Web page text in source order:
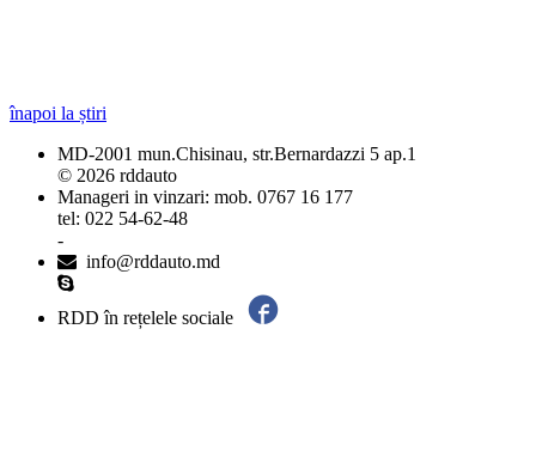
înapoi la știri
MD-2001 mun.Chisinau, str.Bernardazzi 5 ap.1
© 2026 rddauto
Manageri in vinzari: mob. 0767 16 177
tel: 022 54-62-48
-
info@rddauto.md
RDD în rețelele sociale